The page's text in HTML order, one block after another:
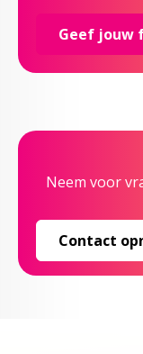
Geef jouw
Neem voor
Contact